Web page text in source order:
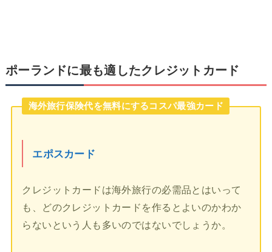
ポーランドに最も適したクレジットカード
海外旅行保険代を無料にするコスパ最強カード
エポスカード
クレジットカードは海外旅行の必需品とはいって
も、どのクレジットカードを作るとよいのかわか
らないという人も多いのではないでしょうか。